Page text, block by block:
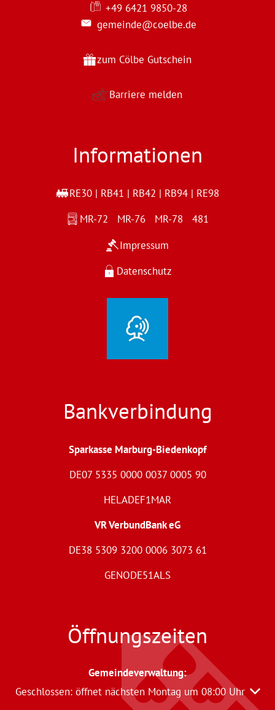
+49 6421 9850-28
gemeinde@coelbe.de
zum Cölbe Gutschein
Barriere melden
Informationen
RE30 | RB41 | RB42 | RB94 | RE98
MR-72 MR-76 MR-78 481
Impressum
Datenschutz
Bankverbindung
Sparkasse Marburg-Biedenkopf
DE07 5335 0000 0037 0005 90
HELADEF1MAR
VR VerbundBank eG
DE38 5309 3200 0006 3073 61
GENODE51ALS
Öffnungszeiten
Gemeindeverwaltung:
Klicken, um weitere Öffnungs- oder Schließzeiten
Geschlossen: öffnet nächsten Montag um 08:00 Uhr